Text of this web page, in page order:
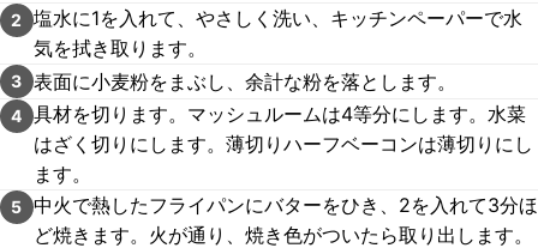
2
塩水に1を入れて、やさしく洗い、キッチンペーパーで水
気を拭き取ります。
3 表面に小麦粉をまぶし、余計な粉を落とします。
4 具材を切ります。マッシュルームは4等分にします。水菜
はざく切りにします。薄切りハーフベーコンは薄切りにし
ます。
5 中火で熱したフライパンにバターをひき、2を入れて3分ほ
ど焼きます。火が通り、焼き色がついたら取り出します。